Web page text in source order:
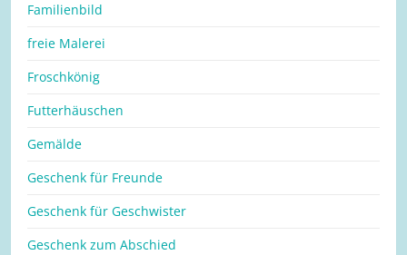
Familienbild
freie Malerei
Froschkönig
Futterhäuschen
Gemälde
Geschenk für Freunde
Geschenk für Geschwister
Geschenk zum Abschied